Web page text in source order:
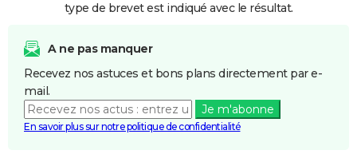
type de brevet est indiqué avec le résultat.
A ne pas manquer
Recevez nos astuces et bons plans directement par e-
mail.
Je m'abonne
En savoir plus sur notre politique de confidentialité